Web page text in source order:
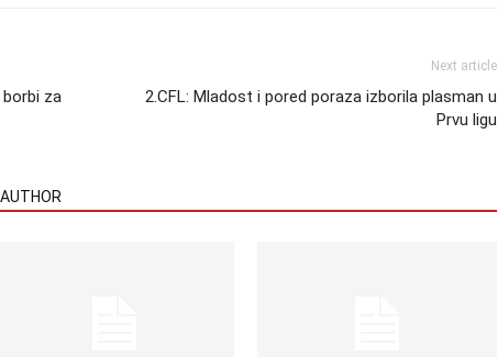
borbi za
Next article
2.CFL: Mladost i pored poraza izborila plasman u
Prvu ligu